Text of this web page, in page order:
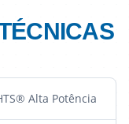
Alta Potência